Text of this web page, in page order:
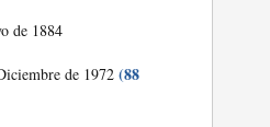
de 1884
de 1972(88